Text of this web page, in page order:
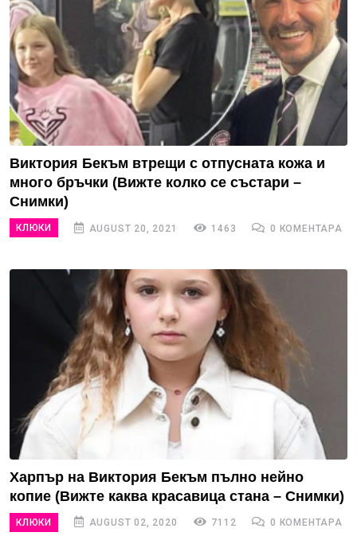
Виктория Бекъм втрещи с отпусната кожа и
много бръчки (Вижте колко се състари –
Снимки)
КЛЮКИ AUGUST 20, 2021 1463 0 КОМЕНТАРА
Харпър на Виктория Бекъм пълно нейно
копие (Вижте каква красавица стана – Снимки)
КЛЮКИ AUGUST 02, 2020 7112 0 КОМЕНТАРА